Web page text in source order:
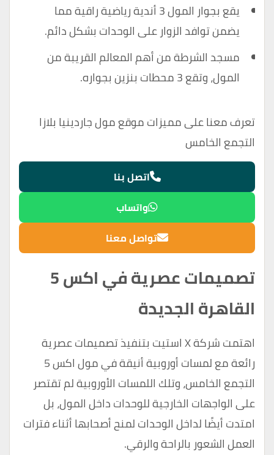
يقع بجوار المول 3 أندية رياضية راقية مما
يضمن توافد الزوار على الوحدات بشكل دائم.
مسجد الشرطة من أهم المعالم القريبة من
المول، وتقع 3 محطات بنزين بجواره.
تعرف معنا على مميزات موقعمول جاردينيا بلازا
التجمع الخامس
اتصل بنا
واتساب
تواصل معنا
تصميمات عصرية في اكس 5
القاهرة الجديدة
اهتمت شركة X استيت بتنفيذ تصميمات عصرية
رائعة مع لمسات أوروبية أنيقة في مول اكس 5
التجمع الخامس، وتلك اللمسات الأوروبية لم تقتصر
على الواجهات الخارجية للوحدات داخل المول، بل
امتدت أيضًا لداخل الوحدات لمنح أصحابها أثناء فترات
العمل الشعور بالراحة والرقي.